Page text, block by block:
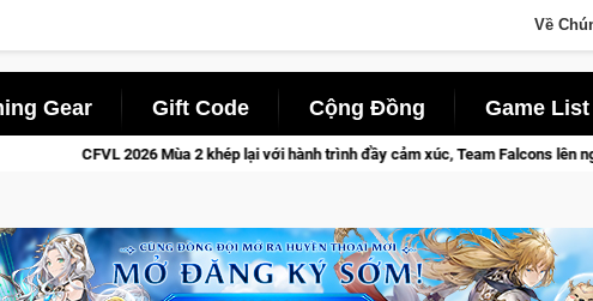
Về
Gear Gift Code Cộng Đồng Game List
Mùa 2 khép lại với hành trình đầy cảm xúc, Team Falcons lên ngôi vô địch